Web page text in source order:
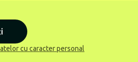
cu caracter personal